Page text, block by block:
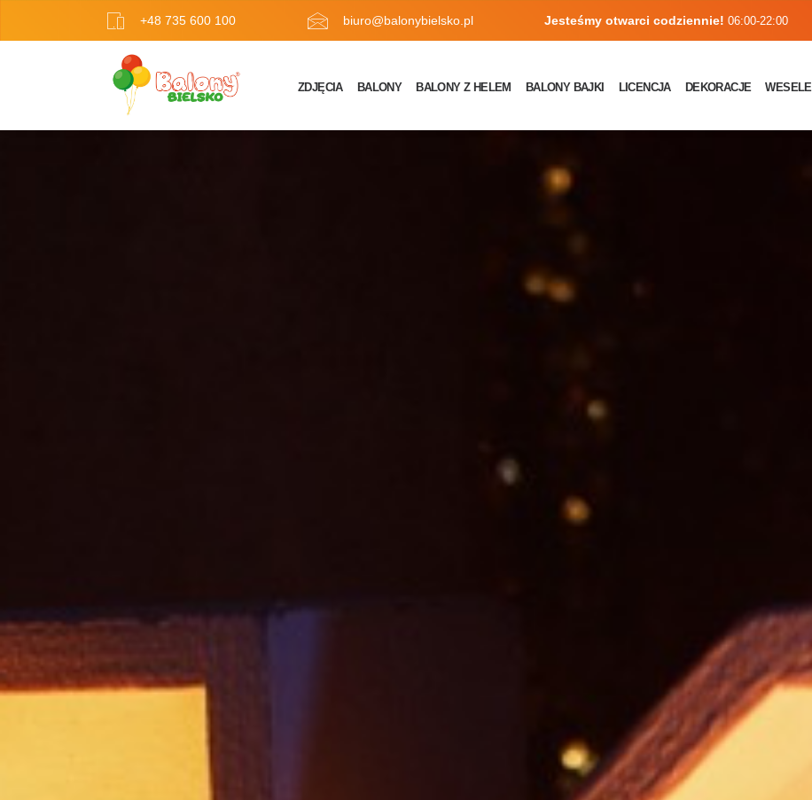
+48 735 600 100 biuro@balonybielsko.pl Jesteśmy otwarci codziennie! 06:00-22:00
ZDJĘCIA BALONY BALONY Z HELEM BALONY BAJKI LICENCJA DEKORACJE WESELE